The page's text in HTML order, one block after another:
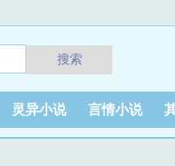
搜索
灵异小说 言情小说